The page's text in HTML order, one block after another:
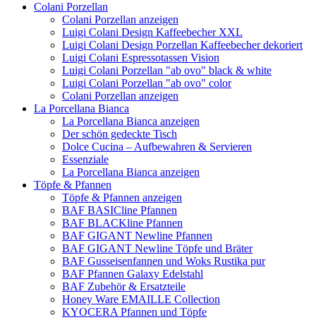
Colani Porzellan
Colani Porzellan anzeigen
Luigi Colani Design Kaffeebecher XXL
Luigi Colani Design Porzellan Kaffeebecher dekoriert
Luigi Colani Espressotassen Vision
Luigi Colani Porzellan "ab ovo" black & white
Luigi Colani Porzellan "ab ovo" color
Colani Porzellan anzeigen
La Porcellana Bianca
La Porcellana Bianca anzeigen
Der schön gedeckte Tisch
Dolce Cucina – Aufbewahren & Servieren
Essenziale
La Porcellana Bianca anzeigen
Töpfe & Pfannen
Töpfe & Pfannen anzeigen
BAF BASICline Pfannen
BAF BLACKline Pfannen
BAF GIGANT Newline Pfannen
BAF GIGANT Newline Töpfe und Bräter
BAF Gusseisenfannen und Woks Rustika pur
BAF Pfannen Galaxy Edelstahl
BAF Zubehör & Ersatzteile
Honey Ware EMAILLE Collection
KYOCERA Pfannen und Töpfe